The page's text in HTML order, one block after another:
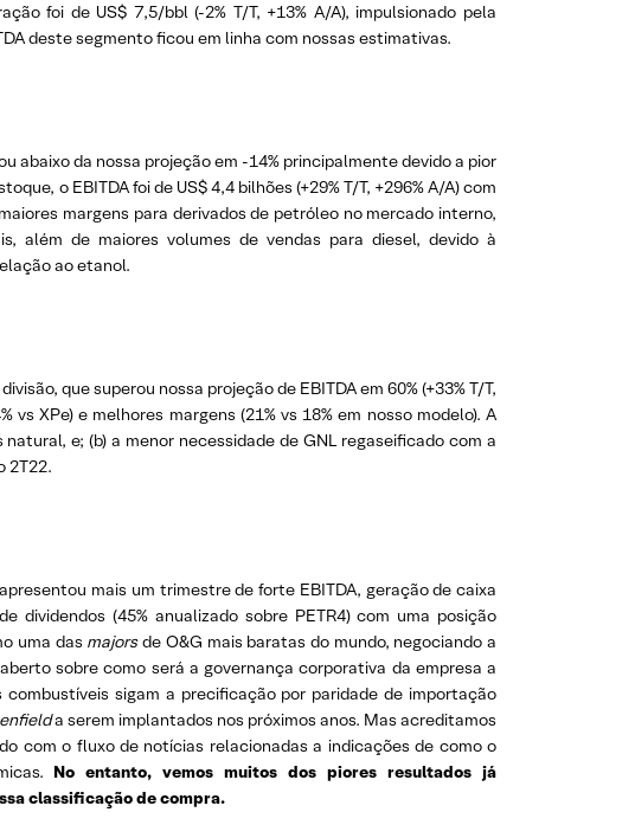
foi de US$ 7,5/bbl (-2% T/T, +13% A/A), impulsionado pela
deste segmento ficou em linha com nossas estimativas.
abaixo da nossa projeção em -14% principalmente devido a pior
o EBITDA foi de US$ 4,4 bilhões (+29% T/T, +296% A/A) com
margens para derivados de petróleo no mercado interno,
além de maiores volumes de vendas para diesel, devido à
ao etanol.
que superou nossa projeção de EBITDA em 60% (+33% T/T,
XPe) e melhores margens (21% vs 18% em nosso modelo). A
e; (b) a menor necessidade de GNL regaseificado com a
2T22.
mais um trimestre de forte EBITDA, geração de caixa
dividendos (45% anualizado sobre PETR4) com uma posição
uma das majorsde O&G mais baratas do mundo, negociando a
sobre como será a governança corporativa da empresa a
sigam a precificação por paridade de importação
a serem implantados nos próximos anos. Mas acreditamos
com o fluxo de notícias relacionadas a indicações de como o
No entanto, vemos muitos dos piores resultados já
classificação de compra.